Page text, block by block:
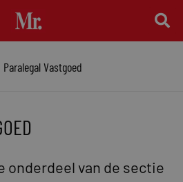
Paralegal Vastgoed
onderdeel van de sectie